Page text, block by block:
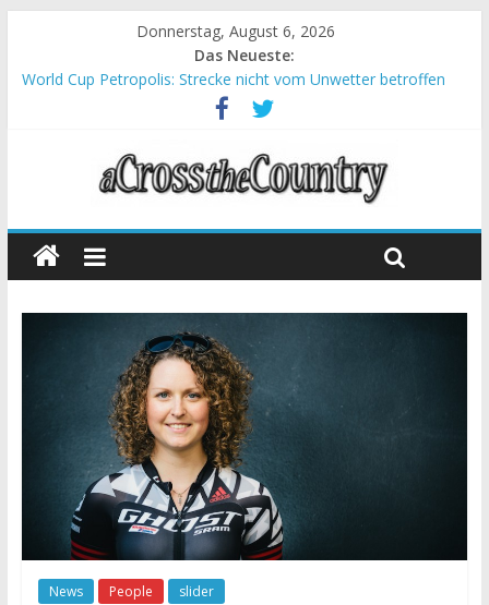
Donnerstag, August 6, 2026
Das Neueste:
World Cup Petropolis: Strecke nicht vom Unwetter betroffen
Krumbach und Obergessertshausen: Mountainbike-Bundesliga
Supercup Massi Banyoles: Siege für Carod und Richards
Halbzeit beim Andalucia Bike Race: Weltmeister Seewald führt
Chelva: Schweizer Doppelsieg beim ersten XCO-Rennen der
News People slider